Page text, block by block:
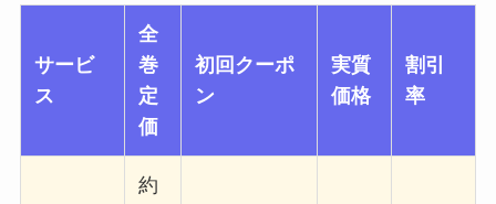
サービ
ス
全
巻
定
価
初回クーポ
ン
実質
価格
割引
率
約